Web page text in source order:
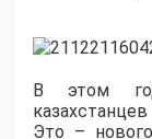
В этом
Это –